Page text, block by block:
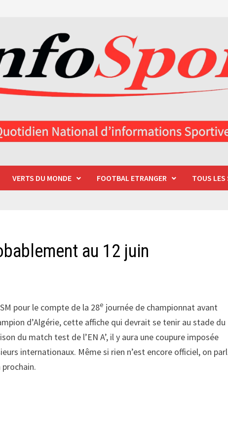
VERTS DU MONDE FOOTBAL ETRANGER TOUS LES
au 12 juin
pour le compte de la 28e journée de championnat avant
d’Algérie, cette affiche qui devrait se tenir au stade du
du match test de l’EN A’, il y aura une coupure imposée
internationaux. Même si rien n’est encore officiel, on